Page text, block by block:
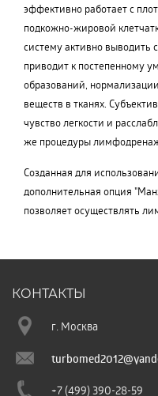
эффективно работает с
подкожно-жировой
систему активно выводить
приводит к постепенному
образований,
веществ в тканях.
чувство легкости и
же процедуры
Созданная для
дополнительная опция
позволяет осуществлять
КОНТАКТЫ
г. Москва
+7 (499) 390-28-59